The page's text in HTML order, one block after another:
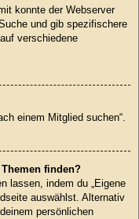
konnte der Webserver
und gib spezifischere
verschiedene
einem Mitglied suchen“.
finden?
lassen, indem du „Eigene
auswählst. Alternativ
persönlichen